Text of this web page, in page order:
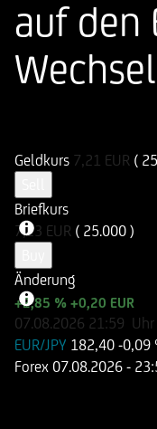
auf den
Geldkurs 7,21 EUR (
Briefkurs
7,23 EUR ( 25.000 )
Änderung
+2,85 % +0,20 EUR
07.08.2026 21:59 Uhr
EUR/JPY 182,40 -0,09
Forex 07.08.2026 -